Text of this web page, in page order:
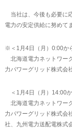
当社は、今後も必要に
電力の安定供給に努めて
※＜1月4日（月）0:00か
北海道電力ネットワー
力パワーグリッド株式会
＜1月4日（月）14:00
北海道電力ネットワー
力パワーグリッド株式会
社、九州電力送配電株式